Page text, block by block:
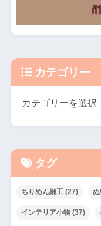
カテゴリー
タグ
ちりめん細工(27)
インテリア小物(37)